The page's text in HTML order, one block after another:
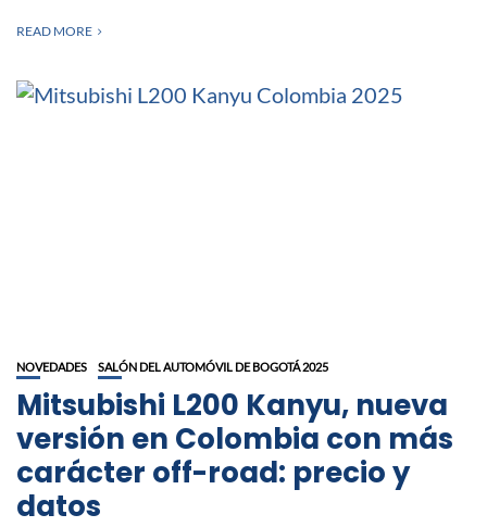
READ MORE
NOVEDADES SALÓN DEL AUTOMÓVIL DE BOGOTÁ 2025
Mitsubishi L200 Kanyu, nueva
versión en Colombia con más
carácter off-road: precio y
datos